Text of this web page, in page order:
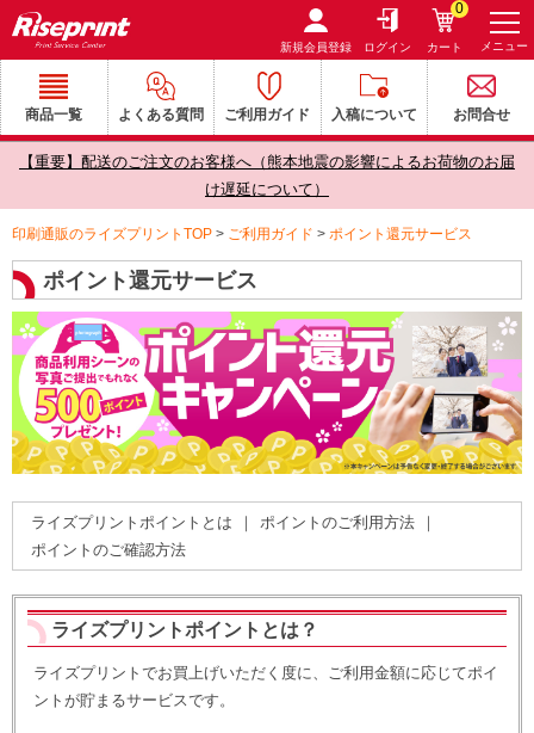
新規会員登録 ログイン カート
0
メニュー
商品一覧 よくある質問 ご利用ガイド 入稿について お問合せ
【重要】配送のご注文のお客様へ（熊本地震の影響によるお荷物のお届
け遅延について）
印刷通販のライズプリントTOP > ご利用ガイド > ポイント還元サービス
ポイント還元サービス
ライズプリントポイントとは ｜ ポイントのご利用方法
｜
ポイントのご確認方法
ライズプリントポイントとは？
ライズプリントでお買上げいただく度に、ご利用金額に応じてポイ
ントが貯まるサービスです。